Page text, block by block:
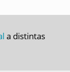
a distintas